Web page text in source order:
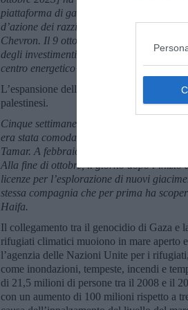
piattaforma di gas Tamar, che può
d’azione dei razzi, la piattaforma è stata
Chevron. Il 9 ottobre, il
degli investimenti energetici nella
centro energetico hanno guadagnato
L’espansione della produzione israeliana
palestinesi.
Cinque settimane dopo il 7 ottobre,
era stata comodamente trasformata in
Tamar. A febbraio ha annunciato un’altra
Alla fine di ottobre, il giorno dopo l’inizio
licenze per l’esplorazione di nuovi
stessa compagnia che per prima ha
Haifa.
Il collegamento tra il genocidio di Gaza e
rifugiati climatici muoiono in mare aperto
l’agenzia delle Nazioni Unite per i
come inondazioni, tempeste, incendi e
di 21,5 milioni di persone tra il 2008 e il
con un aumento di 100 milioni rispetto a